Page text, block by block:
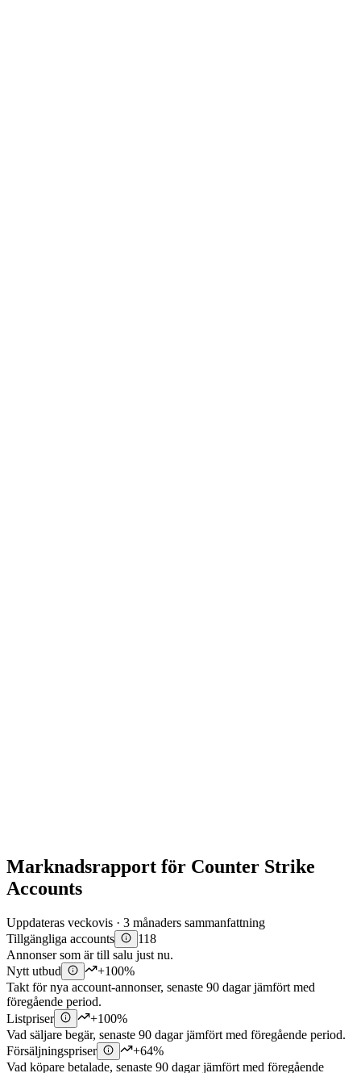
Marknadsrapport för Counter Strike
Accounts
Uppdateras veckovis · 3 månaders sammanfattning
Tillgängliga accounts
118
Annonser som är till salu just nu.
Nytt utbud
+100%
Takt för nya account-annonser, senaste 90 dagar jämfört med
föregående period.
Listpriser
+100%
Vad säljare begär, senaste 90 dagar jämfört med föregående period.
Försäljningspriser
+64%
Vad köpare betalade, senaste 90 dagar jämfört med föregående